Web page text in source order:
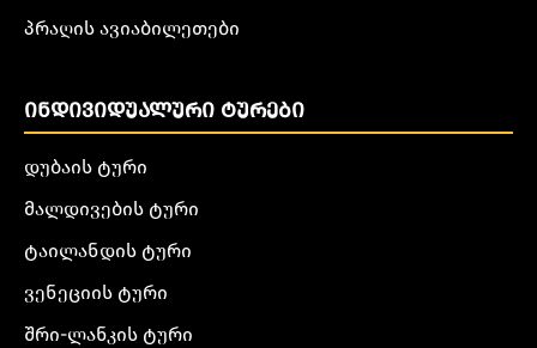
პრაღის ავიაბილეთები
ᲘᲜᲓᲘᲕᲘᲓᲣᲐᲚᲣᲠᲘ ᲢᲣᲠᲔᲑᲘ
დუბაის ტური
მალდივების ტური
ტაილანდის ტური
ვენეციის ტური
შრი-ლანკის ტური